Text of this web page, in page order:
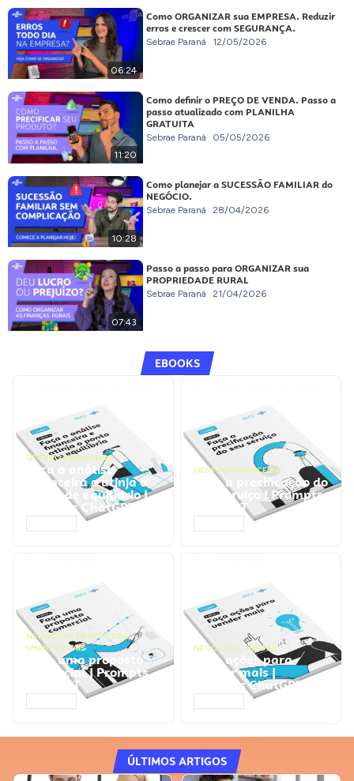
06:24
Como ORGANIZAR sua EMPRESA. Reduzir
erros e crescer com SEGURANÇA.
Sebrae Paraná 12/05/2026
11:20
Como definir o PREÇO DE VENDA. Passo a
passo atualizado com PLANILHA
GRATUITA
Sebrae Paraná 05/05/2026
10:28
Como planejar a SUCESSÃO FAMILIAR do
NEGÓCIO.
Sebrae Paraná 28/04/2026
07:43
Passo a passo para ORGANIZAR sua
PROPRIEDADE RURAL
Sebrae Paraná 21/04/2026
EBOOKS
GESTÃO FINANCEIRA
Faça a análise
financeira e atinja o
ponto de equilíbrio |
Prompts ChatGPT
GESTÃO FINANCEIRA
Faça a precificação do
seu serviço | Prompts
ChatGPT
NEGÓCIOS, PROCESSOS
EMPRESARIAIS
Faça uma proposta
comercial | Prompts
ChatGPT
NEGÓCIOS, VENDAS
Faça ações para
vender mais |
Prompts ChatGPT
ÚLTIMOS ARTIGOS